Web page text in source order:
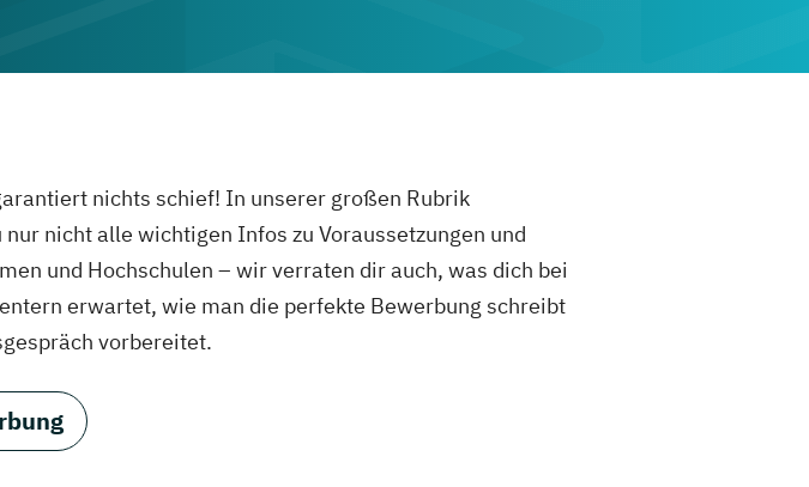
nichts schief! In unserer großen Rubrik
nicht alle wichtigen Infos zu Voraussetzungen und
und Hochschulen – wir verraten dir auch, was dich bei
erwartet, wie man die perfekte Bewerbung schreibt
vorbereitet.